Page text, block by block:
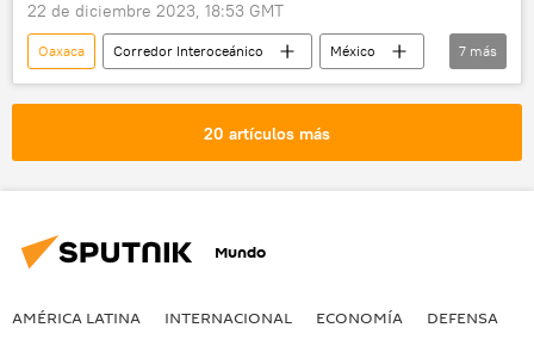
22 de diciembre 2023, 18:53 GMT
Oaxaca Corredor Interoceánico
México
transporte
Sputnik Explica
Salina Cruz
Sistema de Integración Centroamericana (SICA)
transporte de pasajeros
Tren Transístmico
7 más
20 artículos más
Mundo
AMÉRICA LATINA INTERNACIONAL ECONOMÍA DEFENSA